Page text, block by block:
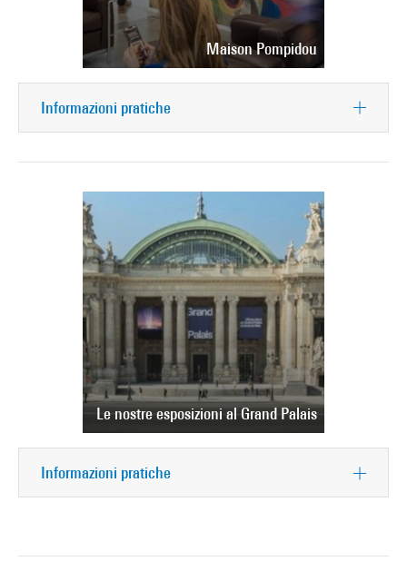
Maison Pompidou
Informazioni pratiche
Le nostre esposizioni al Grand Palais
Informazioni pratiche